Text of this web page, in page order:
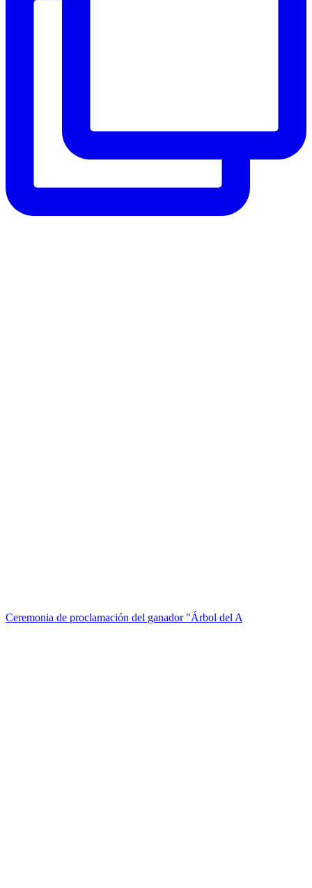
Ceremonia de proclamación del ganador "Árbol del A